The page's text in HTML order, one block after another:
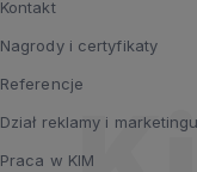
Kontakt
Nagrody i certyfikaty
Referencje
Dział reklamy i marketingu
Praca w KIM